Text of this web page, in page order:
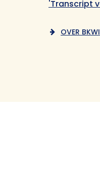
'Transcript
OVER BKWI